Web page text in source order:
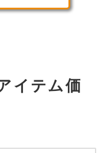
イテム価